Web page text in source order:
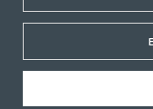
mål är att i varje
gällande kvalitet och
är något
© 2020